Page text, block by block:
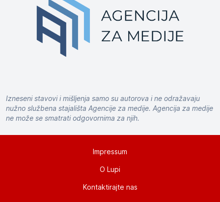
Izneseni stavovi i mišljenja samo su autorova i ne odražavaju
nužno službena stajališta Agencije za medije. Agencija za medije
ne može se smatrati odgovornima za njih.
Impressum
O Lupi
Kontaktirajte nas